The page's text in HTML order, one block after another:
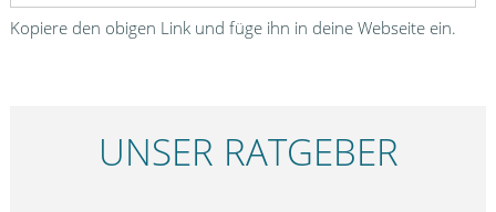
Kopiere den obigen Link und füge ihn in deine Webseite ein.
UNSER RATGEBER